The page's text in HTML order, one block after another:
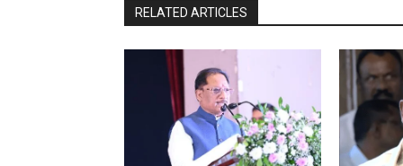
RELATED ARTICLES